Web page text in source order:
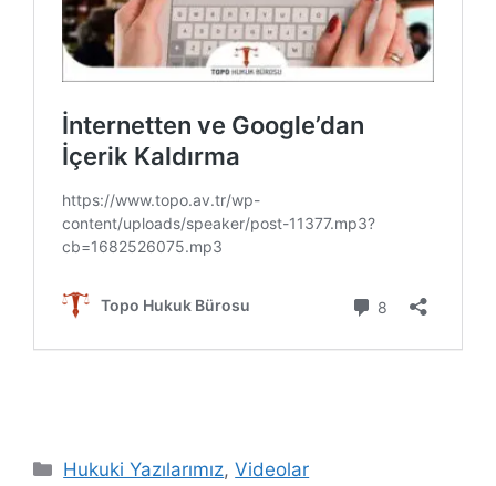
Kategoriler
Hukuki Yazılarımız,Videolar